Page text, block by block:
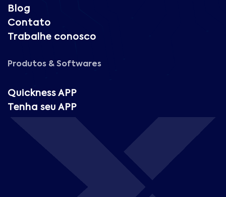
Blog
Contato
Trabalhe conosco
Produtos & Softwares
Quickness APP
Tenha seu APP